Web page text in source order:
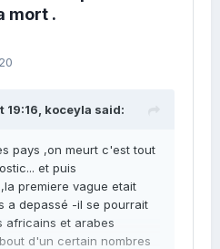
mort .
koceyla said:
pays ,on meurt c'est tout
et puis
premiere vague etait
a depassé -il se pourrait
africains et arabes
d'un certain nombres